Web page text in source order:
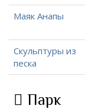
Маяк Анапы
Скульптуры из
песка
Парк